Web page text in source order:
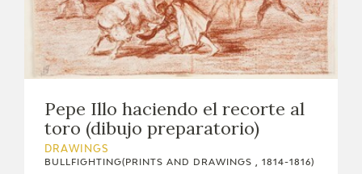
EL VIAJE DE GOYA
CATÁLOGO
Pepe Illo haciendo el recorte al
toro (dibujo preparatorio)
DRAWINGS
BULLFIGHTING(PRINTS AND DRAWINGS , 1814-1816)